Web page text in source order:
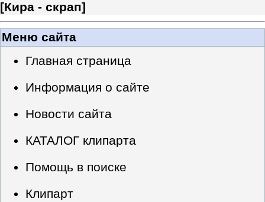
[Кира - скрап]
Меню сайта
Главная страница
Информация о сайте
Новости сайта
КАТАЛОГ клипарта
Помощь в поиске
Клипарт